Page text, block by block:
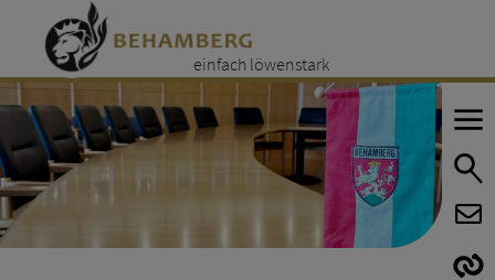
einfach löwenstark